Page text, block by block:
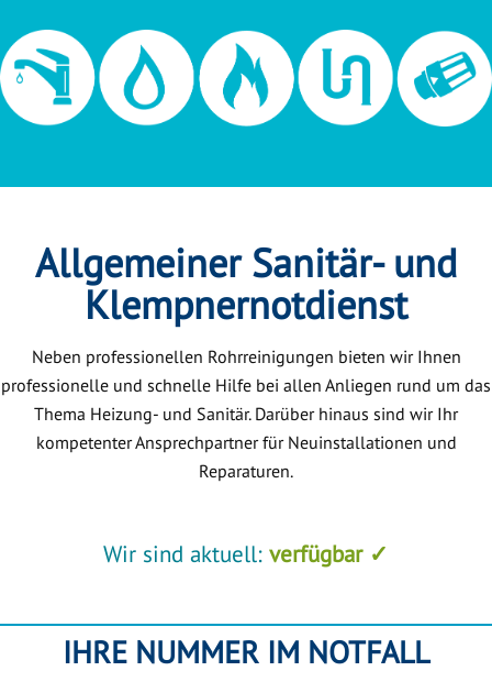
Allgemeiner Sanitär- und
Klempnernotdienst
Neben professionellen Rohrreinigungen bieten wir Ihnen
professionelle und schnelle Hilfe bei allen Anliegen rund um das
Thema Heizung- und Sanitär. Darüber hinaus sind wir Ihr
kompetenter Ansprechpartner für Neuinstallationen und
Reparaturen.
Wir sind aktuell: verfügbar ✓
IHRE NUMMER IM NOTFALL